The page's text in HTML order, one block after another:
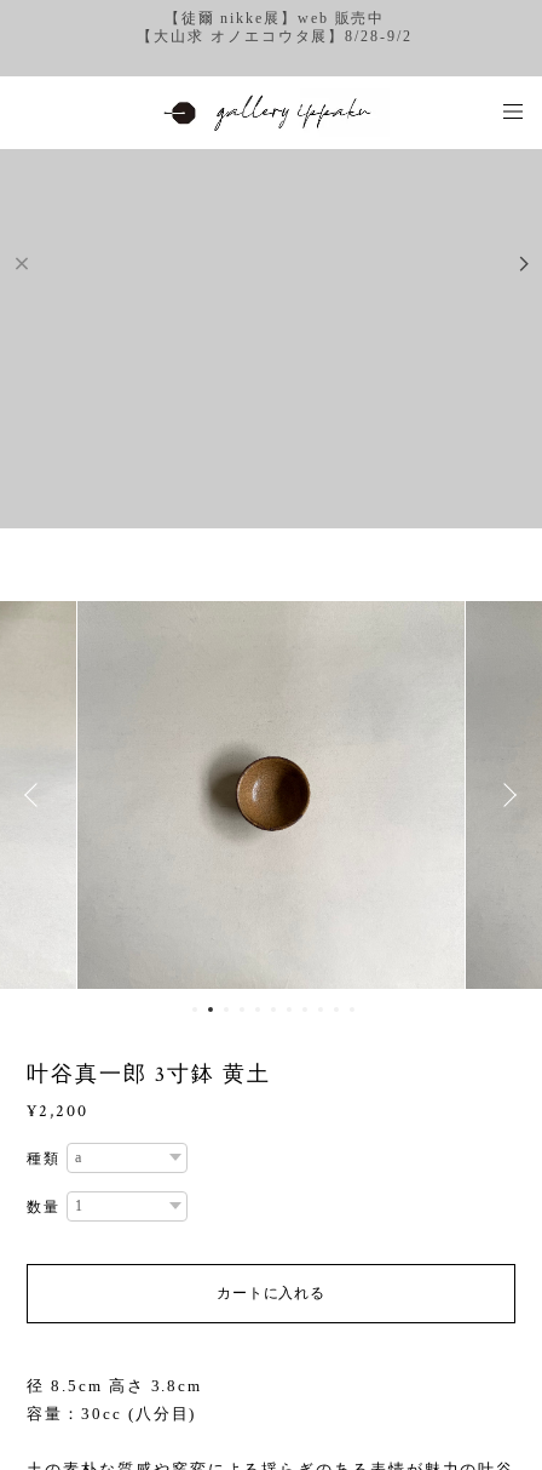
【徒爾 nikke展】web 販売中
【大山求 オノエコウタ展】8/28-9/2
叶谷真一郎 3寸鉢 黄土
¥2,200
種類
数量
カートに入れる
径 8.5cm 高さ 3.8cm
容量：30cc (八分目)